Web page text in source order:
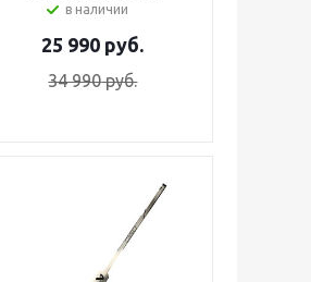
в наличии
25 990 руб.
34 990руб.